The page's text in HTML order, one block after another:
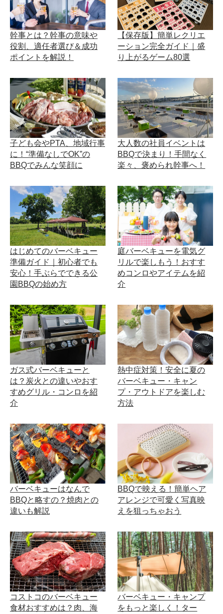
幹事とは？幹事の意味や
役割、適任者選び＆成功
ポイントを解説！
【保存版】簡単レクリエ
ーション完全ガイド｜盛
り上がるゲーム80選
子ども会やPTA、地域行事
に！“準備なしでOK”の
BBQでみんな笑顔に
大人数の社員イベントは
BBQで決まり！手間なく
楽々、褒められ幹事へ！
はじめてのバーベキュー
準備ガイド｜初心者でも
安心！手ぶらでできる公
園BBQの始め方
庭バーベキューを電気グ
リルで楽しもう！おすす
めコンロやアイテムを紹
介
ガス式バーベキューと
は？炭火との違いやおす
すめグリル・コンロを紹
介
熱中症対策！安全に夏の
バーベキュー・キャン
プ・アウトドアを楽しむ
方法
バーベキューはなんで
BBQと略すの？焼肉との
違いも解説
BBQで映える！簡単ヘア
アレンジで可愛く写真映
えを狙っちゃおう
コストコのバーベキュー
食材おすすめは？肉、海
バーベキュー・キャンプ
をもっと楽しく！ター